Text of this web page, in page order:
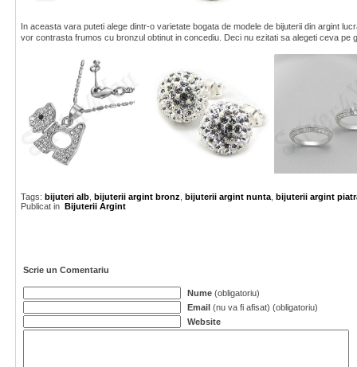
In aceasta vara puteti alege dintr-o varietate bogata de modele de bijuterii din argint
vor contrasta frumos cu bronzul obtinut in concediu. Deci nu ezitati sa alegeti ceva pe
Tags: bijuteri alb bijuterii argint bronz bijuterii argint nunta bijuterii argint
Publicat in Bijuterii Argint
Scrie un Comentariu
Nume (obligatoriu)
Email (nu va fi afisat) (obligatoriu)
Website